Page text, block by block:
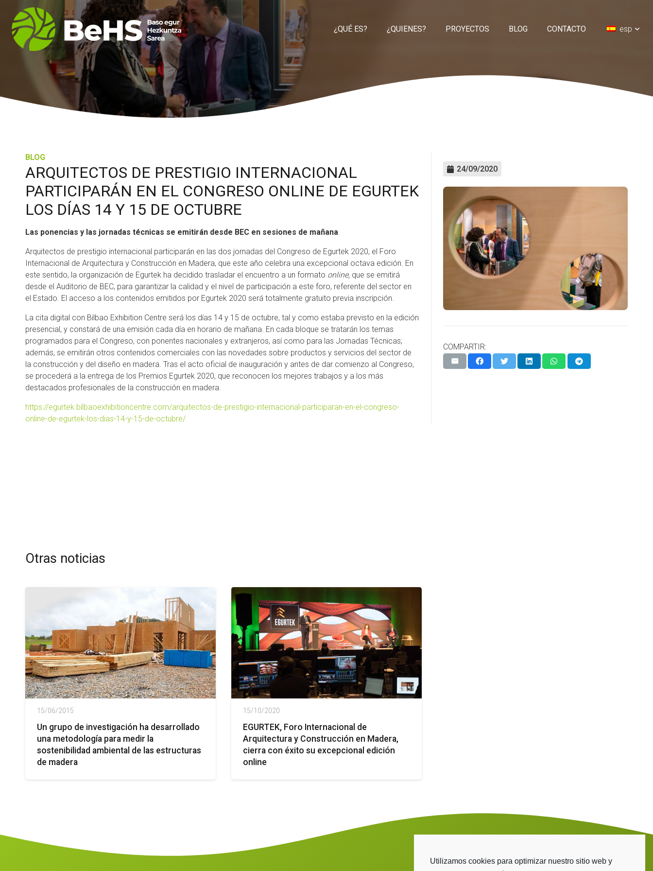
¿QUÉ ES? ¿QUIENES? PROYECTOS BLOG CONTACTO esp
BLOG
ARQUITECTOS DE PRESTIGIO INTERNACIONAL
PARTICIPARÁN EN EL CONGRESO ONLINE DE EGURTEK
LOS DÍAS 14 Y 15 DE OCTUBRE
Las ponencias y las jornadas técnicas se emitirán desde BEC en sesiones de mañana
Arquitectos de prestigio internacional participarán en las dos jornadas del Congreso de Egurtek 2020, el Foro
Internacional de Arquitectura y Construcción en Madera, que este año celebra una excepcional octava edición. En
este sentido, la organización de Egurtek ha decidido trasladar el encuentro a un formato online, que se emitirá
desde el Auditorio de BEC, para garantizar la calidad y el nivel de participación a este foro, referente del sector en
el Estado. El acceso a los contenidos emitidos por Egurtek 2020 será totalmente gratuito previa inscripción.
La cita digital con Bilbao Exhibition Centre será los días 14 y 15 de octubre, tal y como estaba previsto en la edición
presencial, y constará de una emisión cada día en horario de mañana. En cada bloque se tratarán los temas
programados para el Congreso, con ponentes nacionales y extranjeros, así como para las Jornadas Técnicas;
además, se emitirán otros contenidos comerciales con las novedades sobre productos y servicios del sector de
la construcción y del diseño en madera. Tras el acto oficial de inauguración y antes de dar comienzo al Congreso,
se procederá a la entrega de los Premios Egurtek 2020, que reconocen los mejores trabajos y a los más
destacados profesionales de la construcción en madera.
https://egurtek.bilbaoexhibitioncentre.com/arquitectos-de-prestigio-internacional-participaran-en-el-congreso-
online-de-egurtek-los-dias-14-y-15-de-octubre/
24/09/2020
COMPARTIR:
Otras noticias
15/06/2015
Un grupo de investigación ha desarrollado
una metodología para medir la
sostenibilidad ambiental de las estructuras
de madera
15/10/2020
EGURTEK, Foro Internacional de
Arquitectura y Construcción en Madera,
cierra con éxito su excepcional edición
online
Utilizamos cookies para optimizar nuestro sitio web y